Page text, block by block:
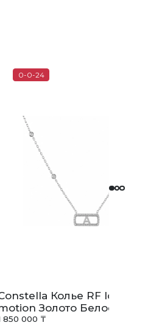
0-0-24
Колье RF Iconic
Золото Белое
850 000 ₸